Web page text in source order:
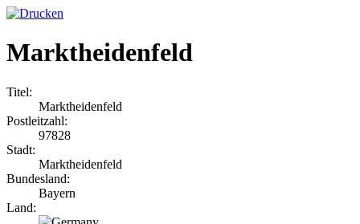
Marktheidenfeld
Titel:
Marktheidenfeld
Postleitzahl:
97828
Stadt:
Marktheidenfeld
Bundesland:
Bayern
Land: